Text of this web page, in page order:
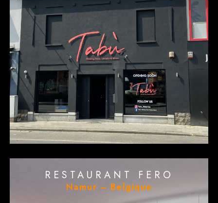
RESTAURANT FERO
Namur – Belgique